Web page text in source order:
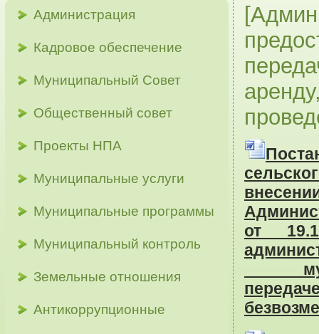
Администрация
Кадровое обеспечение
Муниципальный Совет
Общественный совет
Проекты НПА
Муниципальные услуги
Муниципальные программы
Муниципальный контроль
Земельные отношения
Антикоррупционные
от